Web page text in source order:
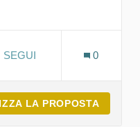
15 - Vita sulla terra
54 SOSTENITORI
SEGUI
0
LA PROPOSTA